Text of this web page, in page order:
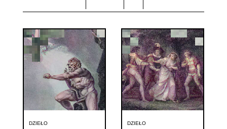
DZIEŁO DZIEŁO